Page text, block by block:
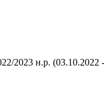
2023 н.р. (03.10.2022